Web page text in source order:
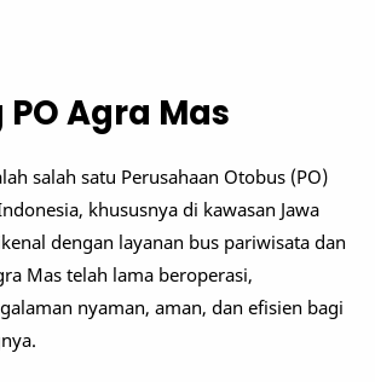
Agra Mas
salah satu Perusahaan Otobus (PO)
khususnya di kawasan Jawa
dengan layanan bus pariwisata dan
Mas telah lama beroperasi,
nyaman, aman, dan efisien bagi